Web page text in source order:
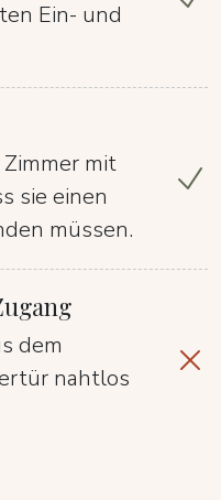
Ein- und
mit
sie einen
müssen.
dem
nahtlos